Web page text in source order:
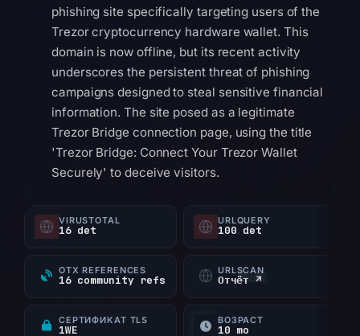
phishing site specifically targeting users of the
Trezor cryptocurrency hardware wallet. This
domain is now offline, but its recent activity
underscores the persistent threat of phishing
campaigns designed to steal sensitive financial
information. The site posed as a legitimate
Trezor Bridge connection page, using the title
'Trezor Bridge: Connect Your Trezor Wallet
Securely' to deceive visitors.
app.cc was registered through Spaceship, Inc.
on October 21, 2025, and resolved to IP
address 172.67.155.209 at the time of analysis.
The domain was flagged by 16 out of 95
broad recognition of its malicious nature. It also
VIRUSTOTAL
16 det
URLQUERY
100 det
OTX REFERENCES
16 community refs
URLSCAN
Отчёт ↗
СЕРТИФИКАТ TLS
1WE
ВОЗРАСТ
10 mo